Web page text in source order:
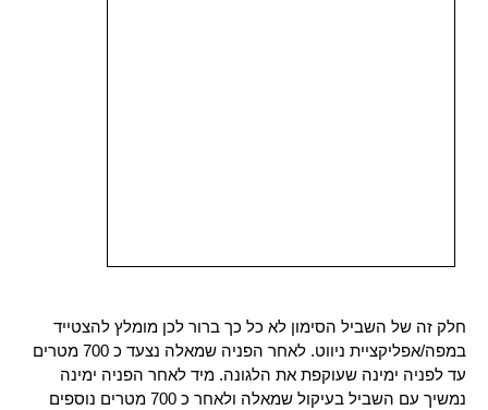
חלק זה של השביל הסימון לא כל כך ברור לכן מומלץ להצטייד
במפה/אפליקציית ניווט. לאחר הפניה שמאלה נצעד כ 700 מטרים
עד לפניה ימינה שעוקפת את הלגונה. מיד לאחר הפניה ימינה
נמשיך עם השביל בעיקול שמאלה ולאחר כ 700 מטרים נוספים